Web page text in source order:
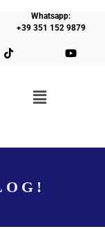
Whatsapp:
+39 351 152 9879